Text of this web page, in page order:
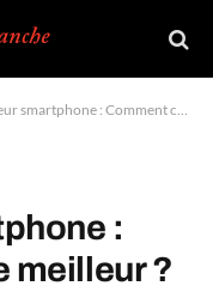
: Comment choisir le meilleur ? Le classement 2025 !
:
meilleur ?